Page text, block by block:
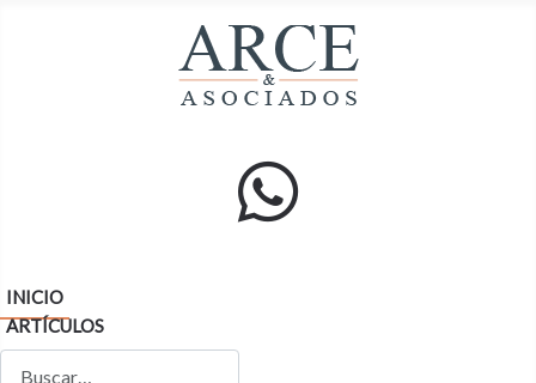
INICIO
ARTÍCULOS